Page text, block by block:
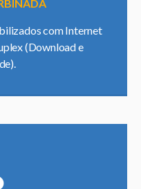
com Internet
(Download e